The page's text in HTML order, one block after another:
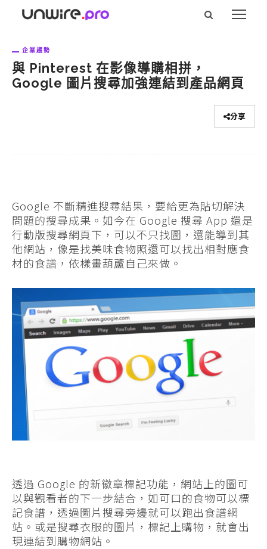
企業趨勢
與 Pinterest 在影像導購相拼，
Google 圖片搜尋加強連結到產品網頁
分享
Google 不斷精進搜尋結果，要給更為貼切解決
問題的搜尋成果。如今在 Google 搜尋 App 還是
行動版搜尋網頁下，可以不只找圖，還能導到其
他網站，像是找美味食物照還可以找出相對應食
材的食譜，依樣畫葫蘆自己來做。
透過 Google 的新徽章標記功能，網站上的圖可
以與觀看者的下一步結合，如可口的食物可以標
記食譜，透過圖片搜尋旁邊就可以跑出食譜網
站。或是搜尋衣服的圖片，標記上購物，就會出
現連結到購物網站。